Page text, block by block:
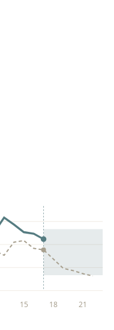
15 18 21